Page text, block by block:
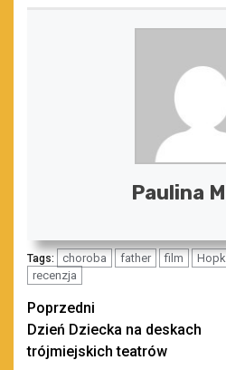
Paulina
Tags: choroba father film
recenzja
Zobacz
wpisy
Poprzedni
Dzień Dziecka na deskach
trójmiejskich teatrów